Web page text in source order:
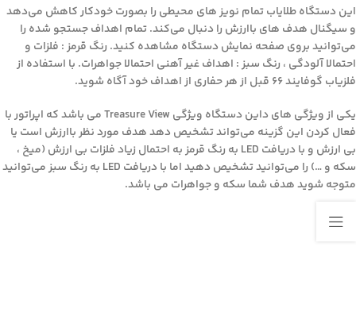
این دستگاه طلایاب تمام نویز های محیطی را بصورت خودکار کاهش می‌دهد
و سیگنال هدف های باارزش را دنبال می‌کند. تمام اهداف جستجو شده را
می‌توانید بروی صفحه نمایش دستگاه مشاهده کنید. رنگ قرمز : فلزات و
احتمالا آلودگی ، رنگ سبز : اهداف غیر آهنی احتمالا جواهرات. با استفاده از
فلزیاب گوفایند 66 قبل از هر حفاری از اهداف خود آگاه شوید.
یکی از ویژگی های داین دستگاه ویژگی Treasure View می باشد که اپراتور با
فعال کردن این گزینه می‌تواند تشخیص دهد هدف مورد نظر باارزش است یا
بی ارزش و با دریافت LED به رنگ قرمز به احتمال زیاد فلزات بی ارزش (میخ ،
سکه و …) را می‌توانید تشخیص دهید اما با دریافت LED به رنگ سبز می‌توانید
متوجه شوید هدف شما سکه و جواهرات می باشد.